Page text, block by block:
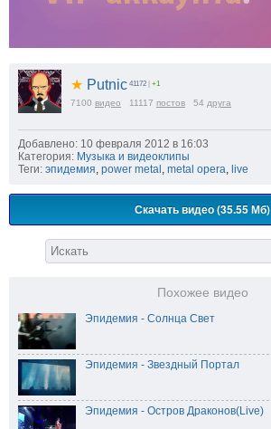
★ Putnic 41172 | +1
7100 видео 11117 постов 54 друга
Добавлено: 10 февраля 2012 в 16:03
Категория: Музыка и видеоклипы
Теги: эпидемия power metal metal opera live
Скачать видео (35.55 Мб)
Похожее видео
Эпидемия - Солнца Свет
Эпидемия - Звездный Портал
Эпидемия - Остров Драконов(Live)